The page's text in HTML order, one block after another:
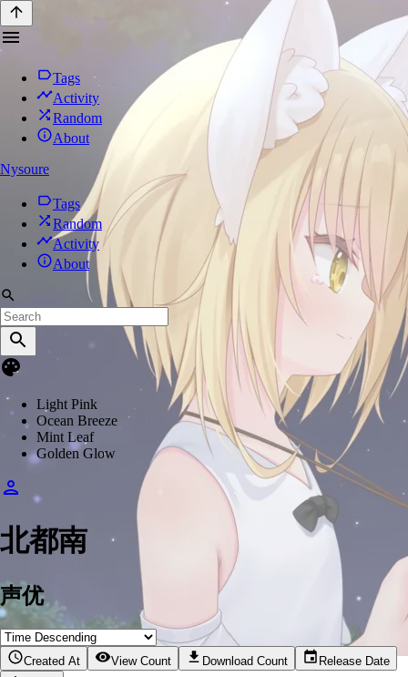
Tags
Activity
Random
About
Nysoure
Tags
Random
Activity
About
Light Pink
Ocean Breeze
Mint Leaf
Golden Glow
北都南
声优
Created At View Count Download Count
Release Date